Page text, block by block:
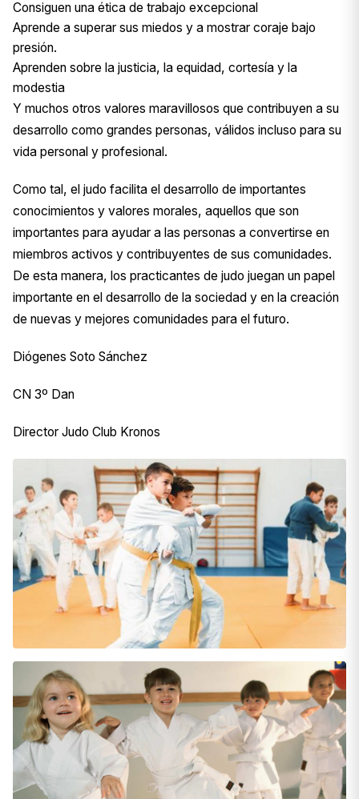
Consiguen una ética de trabajo excepcional
Aprende a superar sus miedos y a mostrar coraje bajo
presión.
Aprenden sobre la justicia, la equidad, cortesía y la
modestia
Y muchos otros valores maravillosos que contribuyen a su
desarrollo como grandes personas, válidos incluso para su
vida personal y profesional.
Como tal, el judo facilita el desarrollo de importantes
conocimientos y valores morales, aquellos que son
importantes para ayudar a las personas a convertirse en
miembros activos y contribuyentes de sus comunidades.
De esta manera, los practicantes de judo juegan un papel
importante en el desarrollo de la sociedad y en la creación
de nuevas y mejores comunidades para el futuro.
Diógenes Soto Sánchez
CN 3º Dan
Director Judo Club Kronos